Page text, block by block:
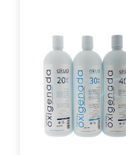
original
era:
5,99 €.
precio
actual
4,99 €.